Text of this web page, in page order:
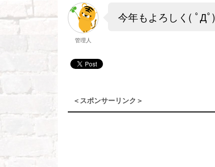
管理人
今年もよろしく( ﾟДﾟ)
＜スポンサーリンク＞